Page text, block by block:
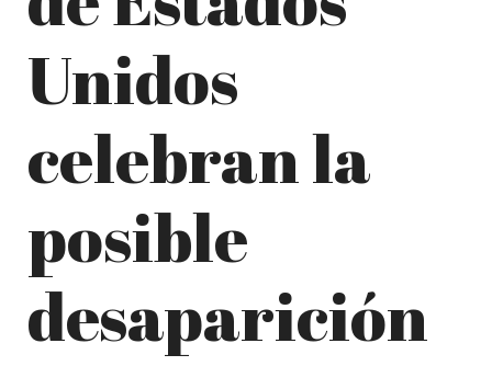
Unidos
celebran la
posible
desaparición